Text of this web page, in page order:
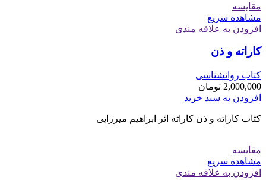
مقایسه
مشاهده سریع
افزودن به علاقه مندی
کاراته و ذن
کتاب روانشناسی
2,000,000 تومان
افزودن به سبد خرید
کتاب کاراته و ذن کاراته اثر ابراهیم میرزایی
مقایسه
مشاهده سریع
افزودن به علاقه مندی